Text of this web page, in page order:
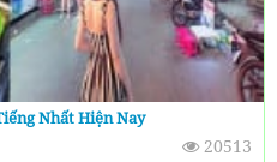
Nhất Hiện Nay
20513